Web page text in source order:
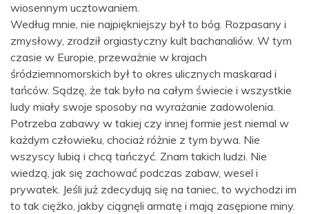
wiosennym ucztowaniem.
Według mnie, nie najpiękniejszy był to bóg. Rozpasany i
zmysłowy, zrodził orgiastyczny kult bachanaliów. W tym
czasie w Europie, przeważnie w krajach
śródziemnomorskich był to okres ulicznych maskarad i
tańców. Sądzę, że tak było na całym świecie i wszystkie
ludy miały swoje sposoby na wyrażanie zadowolenia.
Potrzeba zabawy w takiej czy innej formie jest niemal w
każdym człowieku, chociaż różnie z tym bywa. Nie
wszyscy lubią i chcą tańczyć. Znam takich ludzi. Nie
wiedzą, jak się zachować podczas zabaw, wesel i
prywatek. Jeśli już zdecydują się na taniec, to wychodzi im
to tak ciężko, jakby ciągnęli armatę i mają zasępione miny.